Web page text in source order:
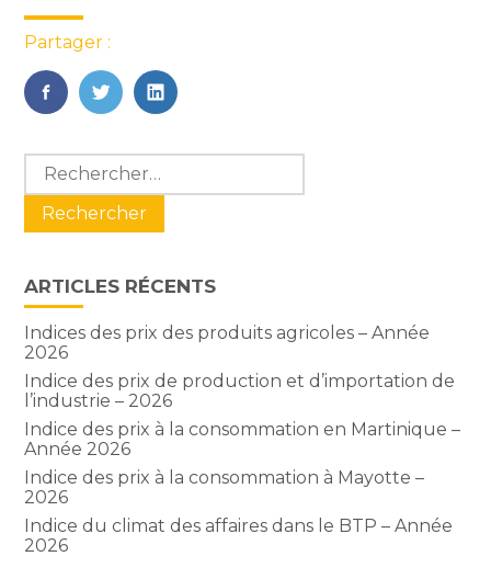
Partager :
FaceBook
TwitterLinkedIn
Blog
sidebar
Rechercher :
ARTICLES RÉCENTS
Indices des prix des produits agricoles – Année
2026
Indice des prix de production et d’importation de
l’industrie – 2026
Indice des prix à la consommation en Martinique –
Année 2026
Indice des prix à la consommation à Mayotte –
2026
Indice du climat des affaires dans le BTP – Année
2026